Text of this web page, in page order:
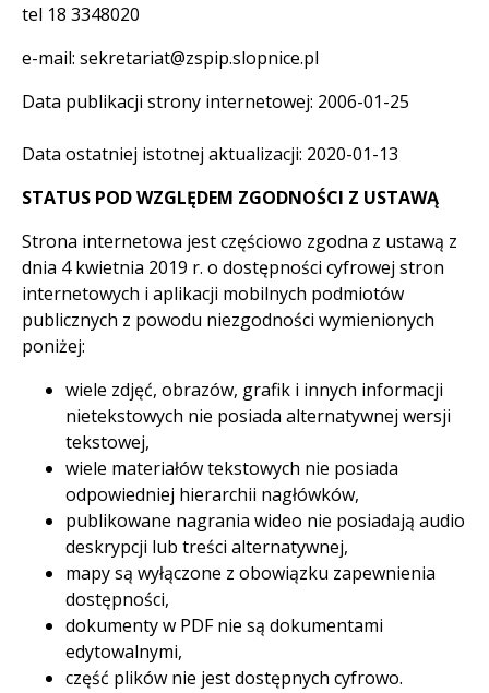
tel 18 3348020
e-mail: sekretariat@zspip.slopnice.pl
Data publikacji strony internetowej: 2006-01-25
Data ostatniej istotnej aktualizacji: 2020-01-13
STATUS POD WZGLĘDEM ZGODNOŚCI Z USTAWĄ
Strona internetowa jest częściowo zgodna z ustawą z
dnia 4 kwietnia 2019 r. o dostępności cyfrowej stron
internetowych i aplikacji mobilnych podmiotów
publicznych z powodu niezgodności wymienionych
poniżej:
wiele zdjęć, obrazów, grafik i innych informacji
nietekstowych nie posiada alternatywnej wersji
tekstowej,
wiele materiałów tekstowych nie posiada
odpowiedniej hierarchii nagłówków,
publikowane nagrania wideo nie posiadają audio
deskrypcji lub treści alternatywnej,
mapy są wyłączone z obowiązku zapewnienia
dostępności,
dokumenty w PDF nie są dokumentami
edytowalnymi,
część plików nie jest dostępnych cyfrowo.